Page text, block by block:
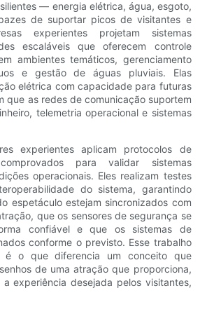
— energia elétrica, água, esgoto,
de suportar picos de visitantes e
experientes projetam sistemas
escaláveis ​​que oferecem controle
ambientes temáticos, gerenciamento
e gestão de águas pluviais. Elas
elétrica com capacidade para futuras
que as redes de comunicação suportem
telemetria operacional e sistemas
experientes aplicam protocolos de
comprovados para validar sistemas
operacionais. Eles realizam testes
do sistema, garantindo
espetáculo estejam sincronizados com
que os sensores de segurança se
confiável e que os sistemas de
conforme o previsto. Esse trabalho
é o que diferencia um conceito que
de uma atração que proporciona,
experiência desejada pelos visitantes,